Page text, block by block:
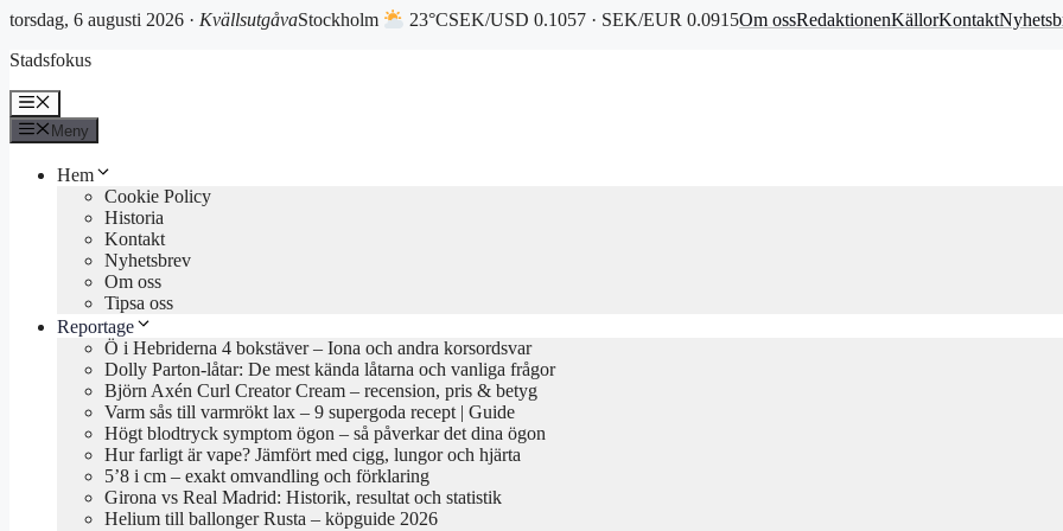
torsdag, 6 augusti 2026 · KvällsutgåvaStockholm 23°CSEK/USD 0.1057 · SEK/EUR 0.0915Om ossRedaktionenKällorKontakt
till
Stadsfokus
Meny
Meny
Hem
Cookie Policy
Historia
Kontakt
Nyhetsbrev
Om oss
Tipsa oss
Reportage
Ö i Hebriderna 4 bokstäver – Iona och andra korsordsvar
Dolly Parton-låtar: De mest kända låtarna och vanliga frågor
Björn Axén Curl Creator Cream – recension, pris & betyg
Varm sås till varmrökt lax – 9 supergoda recept | Guide
Högt blodtryck symptom ögon – så påverkar det dina ögon
Hur farligt är vape? Jämfört med cigg, lungor och hjärta
5’8 i cm – exakt omvandling och förklaring
Girona vs Real Madrid: Historik, resultat och statistik
Helium till ballonger Rusta – köpguide 2026